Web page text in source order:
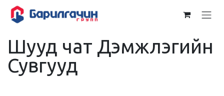
Skip to Content
Шууд чат Дэмжлэгийн
Сувгууд